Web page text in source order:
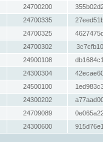
24700200
24700335
24700325
24700302
24900108
24300304
24500100
24300202
24709089
24300600